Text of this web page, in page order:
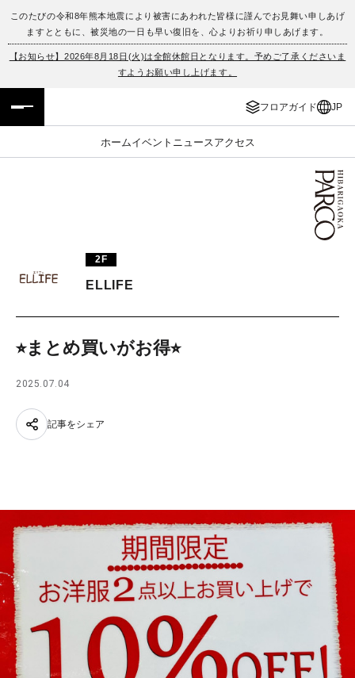
このたびの令和8年熊本地震により被害にあわれた皆様に謹んでお見舞い申しあげ
ますとともに、被災地の一日も早い復旧を、心よりお祈り申しあげます。
【お知らせ】2026年8月18日(火)は全館休館日となります。予めご了承くださいま
すようお願い申し上げます。
フロアガイド JP
ホームイベント ニュース アクセス
フロアガイド
イベント・ポップアップ
ニュース
PARCOメンバーズ
ENGLISH
簡体字
한국어
2F
ELLIFE
⭐︎まとめ買いがお得⭐︎
2025.07.04
記事をシェア